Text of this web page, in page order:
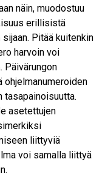
näin, muodostuu
erillisistä
Pitää kuitenkin
harvoin voi
Päivärungon
tasapainoisuutta.
asetettujen
liittyviä
voi samalla liittyä